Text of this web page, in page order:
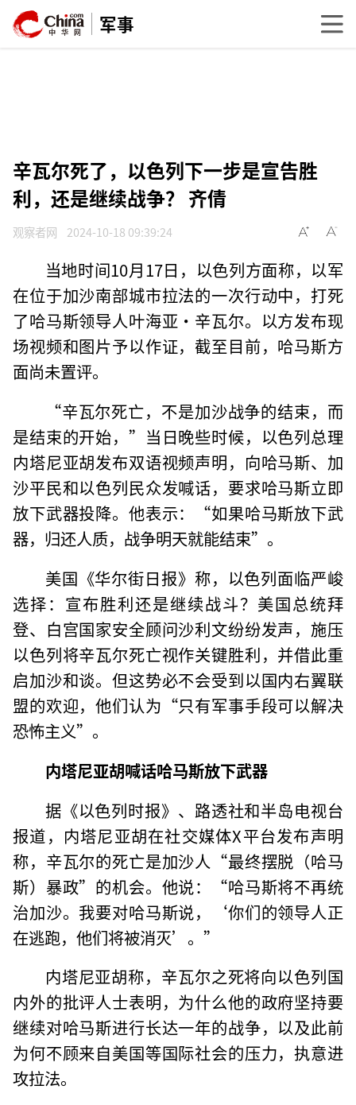
军事
辛瓦尔死了，以色列下一步是宣告胜
利，还是继续战争？ 齐倩
观察者网 2024-10-18 09:39:24
当地时间10月17日，以色列方面称，以军
在位于加沙南部城市拉法的一次行动中，打死
了哈马斯领导人叶海亚·辛瓦尔。以方发布现
场视频和图片予以作证，截至目前，哈马斯方
面尚未置评。
“辛瓦尔死亡，不是加沙战争的结束，而
是结束的开始，”当日晚些时候，以色列总理
内塔尼亚胡发布双语视频声明，向哈马斯、加
沙平民和以色列民众发喊话，要求哈马斯立即
放下武器投降。他表示：“如果哈马斯放下武
器，归还人质，战争明天就能结束”。
美国《华尔街日报》称，以色列面临严峻
选择：宣布胜利还是继续战斗？美国总统拜
登、白宫国家安全顾问沙利文纷纷发声，施压
以色列将辛瓦尔死亡视作关键胜利，并借此重
启加沙和谈。但这势必不会受到以国内右翼联
盟的欢迎，他们认为“只有军事手段可以解决
恐怖主义”。
内塔尼亚胡喊话哈马斯放下武器
据《以色列时报》、路透社和半岛电视台
报道，内塔尼亚胡在社交媒体X平台发布声明
称，辛瓦尔的死亡是加沙人“最终摆脱（哈马
斯）暴政”的机会。他说：“哈马斯将不再统
治加沙。我要对哈马斯说，‘你们的领导人正
在逃跑，他们将被消灭’。”
内塔尼亚胡称，辛瓦尔之死将向以色列国
内外的批评人士表明，为什么他的政府坚持要
继续对哈马斯进行长达一年的战争，以及此前
为何不顾来自美国等国际社会的压力，执意进
攻拉法。